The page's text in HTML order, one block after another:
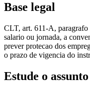
Base legal
CLT, art. 611-A, paragrafo
salario ou jornada, a
prever protecao dos
o prazo de vigencia do
Estude o assunto